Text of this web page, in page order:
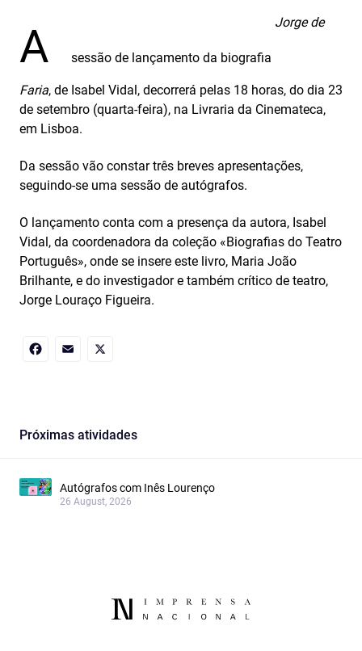
A sessão de lançamento da biografia
Jorge de
Faria, de Isabel Vidal, decorrerá pelas 18 horas, do dia 23
de setembro (quarta-feira), na Livraria da Cinemateca,
em Lisboa.
Da sessão vão constar três breves apresentações,
seguindo-se uma sessão de autógrafos.
O lançamento conta com a presença da autora, Isabel
Vidal, da coordenadora da coleção «Biografias do Teatro
Português», onde se insere este livro, Maria João
Brilhante, e do investigador e também crítico de teatro,
Jorge Louraço Figueira.
Próximas atividades
Autógrafos com Inês Lourenço
26 August, 2026